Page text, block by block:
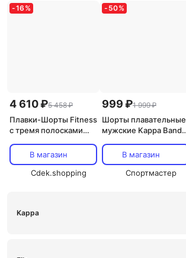
-16 %
4 610 ₽5 458 ₽
Плавки-Шорты Fitness
с тремя полосками
В магазин
Cdek.shopping
- 50%
999 ₽1 999 ₽
Шорты плавательные
мужские Kappa Banda
В магазин
Спортмастер
Kappa